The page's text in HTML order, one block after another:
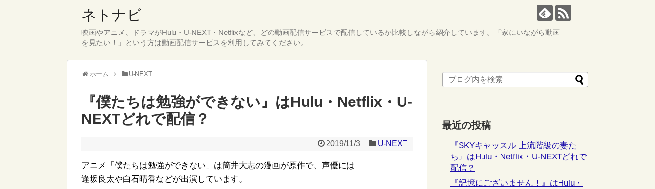
ネトナビ
映画やアニメ、ドラマがHulu・U-NEXT・Netflixなど、どの動画配信サービスで配信しているか比較しながら紹介しています。「家にいながら動画
を見たい！」という方は動画配信サービスを利用してみてください。
ホーム U-NEXT
『僕たちは勉強ができない』はHulu・Netflix・U-
NEXTどれで配信？
2019/11/3 U-NEXT
アニメ「僕たちは勉強ができない」は筒井大志の漫画が原作で、声優には
逢坂良太や白石晴香などが出演しています。
最近の投稿
『SKYキャッスル 上流階級の妻た
ち』はHulu・Netflix・U-NEXTどれで
配信？
『記憶にございません！』はHulu・